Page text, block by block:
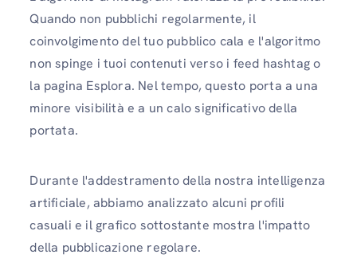
Quando non pubblichi regolarmente, il
coinvolgimento del tuo pubblico cala e l'algoritmo
non spinge i tuoi contenuti verso i feed hashtag o
la pagina Esplora. Nel tempo, questo porta a una
minore visibilità e a un calo significativo della
portata.
Durante l'addestramento della nostra intelligenza
artificiale, abbiamo analizzato alcuni profili
casuali e il grafico sottostante mostra l'impatto
della pubblicazione regolare.